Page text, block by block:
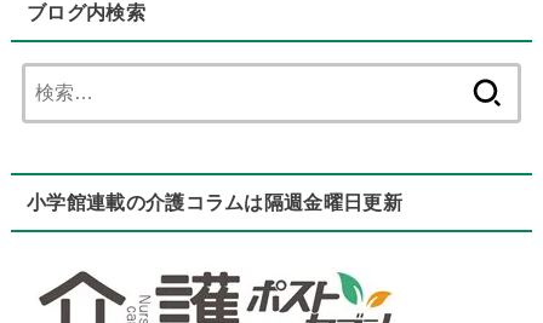
ブログ内検索
索:
小学館連載の介護コラムは隔週金曜日更新